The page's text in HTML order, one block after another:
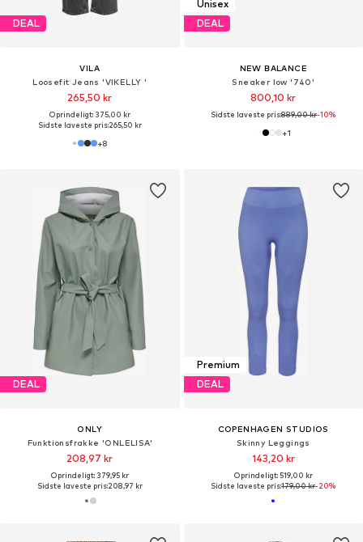
DEAL
VILA
Loosefit Jeans 'VIKELLY '
265,50 kr
Oprindeligt: 375,00 kr
Sidste laveste pris:265,50 kr
+8
Unisex
DEAL
NEW BALANCE
Sneaker low '740'
800,10 kr
Sidste laveste pris:889,00 kr-10%
+1
DEAL
ONLY
Funktionsfrakke 'ONLELISA'
208,97 kr
Oprindeligt: 379,95 kr
Sidste laveste pris:208,97 kr
Premium
DEAL
COPENHAGEN STUDIOS
Skinny Leggings
143,20 kr
Oprindeligt: 519,00 kr
Sidste laveste pris:179,00 kr-20%